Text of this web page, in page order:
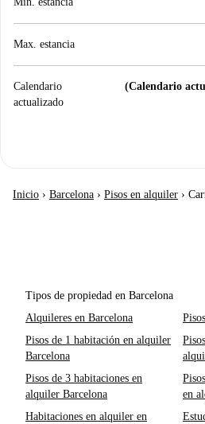
Max. estancia
Calendario
actualizado
(Calendario
Inicio › Barcelona › Pisos en alquiler ›
Tipos de propiedad en Barcelona
Alquileres en Barcelona
Pisos de 1 habitación en alquiler
Barcelona
Pisos de 3 habitaciones en
alquiler Barcelona
en
Habitaciones en alquiler en